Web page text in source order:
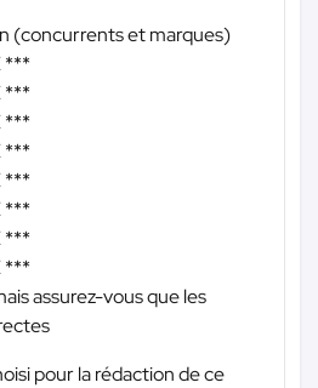
(concurrents et marques)
***
***
***
***
***
***
***
***
assurez-vous que les
pour la rédaction de ce